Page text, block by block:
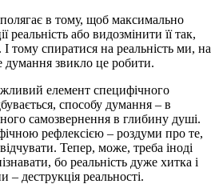
в тому, щоб максимально
реальність або видозмінити її так,
тому спиратися на реальність ми, на
звикло це робити.
елемент специфічного
способу думання – в
самозвернення в глибину душі.
рефлексією – роздуми про те,
Тепер, може, треба іноді
бо реальність дуже хитка і
– деструкція реальності.